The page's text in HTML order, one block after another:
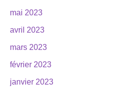
mai 2023
avril 2023
mars 2023
février 2023
janvier 2023